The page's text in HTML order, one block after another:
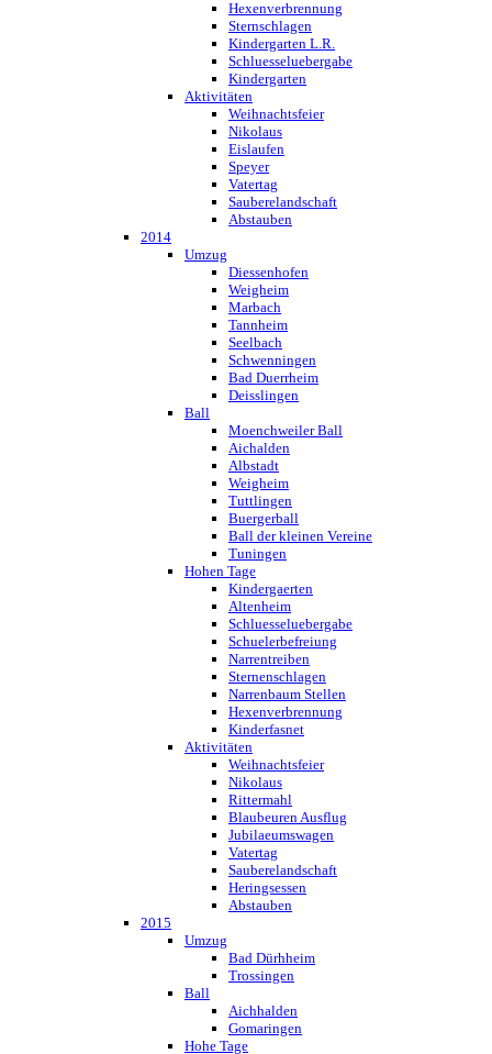
Hexenverbrennung
Sternschlagen
Kindergarten L.R.
Schluesseluebergabe
Kindergarten
Aktivitäten
Weihnachtsfeier
Nikolaus
Eislaufen
Speyer
Vatertag
Sauberelandschaft
Abstauben
2014
Umzug
Diessenhofen
Weigheim
Marbach
Tannheim
Seelbach
Schwenningen
Bad Duerrheim
Deisslingen
Ball
Moenchweiler Ball
Aichalden
Albstadt
Weigheim
Tuttlingen
Buergerball
Ball der kleinen Vereine
Tuningen
Hohen Tage
Kindergaerten
Altenheim
Schluesseluebergabe
Schuelerbefreiung
Narrentreiben
Sternenschlagen
Narrenbaum Stellen
Hexenverbrennung
Kinderfasnet
Aktivitäten
Weihnachtsfeier
Nikolaus
Rittermahl
Blaubeuren Ausflug
Jubilaeumswagen
Vatertag
Sauberelandschaft
Heringsessen
Abstauben
2015
Umzug
Bad Dürhheim
Trossingen
Ball
Aichhalden
Gomaringen
Hohe Tage